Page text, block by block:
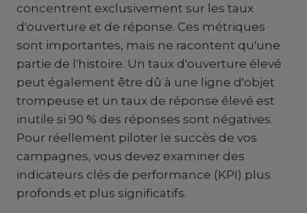
concentrent exclusivement sur les taux
d'ouverture et de réponse. Ces métriques
sont importantes, mais ne racontent qu'une
partie de l'histoire. Un taux d'ouverture élevé
peut également être dû à une ligne d'objet
trompeuse et un taux de réponse élevé est
inutile si 90 % des réponses sont négatives.
Pour réellement piloter le succès de vos
campagnes, vous devez examiner des
indicateurs clés de performance (KPI) plus
profonds et plus significatifs.